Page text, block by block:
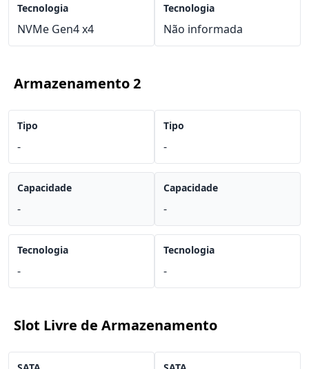
Tecnologia
NVMe Gen4 x4
Tecnologia
Não informada
Armazenamento 2
Tipo
-
Capacidade
-
Tecnologia
-
Tipo
-
Capacidade
-
Tecnologia
-
Slot Livre de Armazenamento